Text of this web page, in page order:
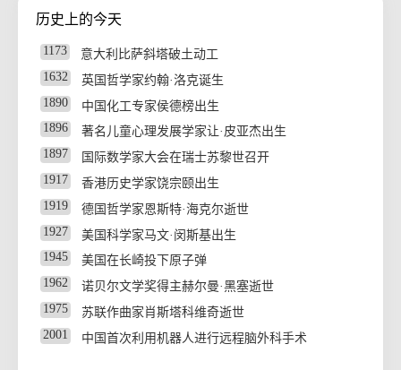
香港“O记”扫黑拘147人 涉洗钱超6亿
历史上的今天
1173
意大利比萨斜塔破土动工
1632
英国哲学家约翰·洛克诞生
1890
中国化工专家侯德榜出生
1896
著名儿童心理发展学家让·皮亚杰出生
1897
国际数学家大会在瑞士苏黎世召开
1917
香港历史学家饶宗颐出生
1919
德国哲学家恩斯特·海克尔逝世
1927
美国科学家马文·闵斯基出生
1945
美国在长崎投下原子弹
1962
诺贝尔文学奖得主赫尔曼·黑塞逝世
1975
苏联作曲家肖斯塔科维奇逝世
2001
中国首次利用机器人进行远程脑外科手术